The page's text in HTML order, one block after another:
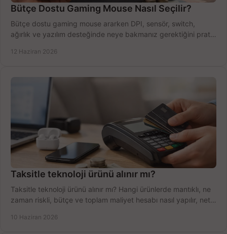
Bütçe Dostu Gaming Mouse Nasıl Seçilir?
Bütçe dostu gaming mouse ararken DPI, sensör, switch,
ağırlık ve yazılım desteğinde neye bakmanız gerektiğini pratik
12 Haziran 2026
Taksitle teknoloji ürünü alınır mı?
Taksitle teknoloji ürünü alınır mı? Hangi ürünlerde mantıklı, ne
zaman riskli, bütçe ve toplam maliyet hesabı nasıl yapılır, net
10 Haziran 2026